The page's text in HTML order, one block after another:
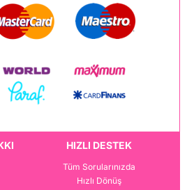
HIZLI DESTEK
Tüm Sorularınızda
Hızlı Dönüş